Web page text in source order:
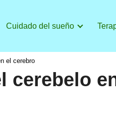
Cuidado del sueño
el cerebro